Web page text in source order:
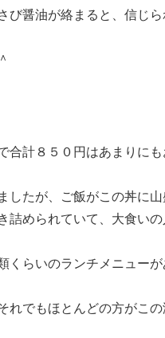
び醤油が絡まると、信じ
合計８５０円はあまりにも
したが、ご飯がこの丼に
詰められていて、大食い
くらいのランチメニュー
れでもほとんどの方がこ